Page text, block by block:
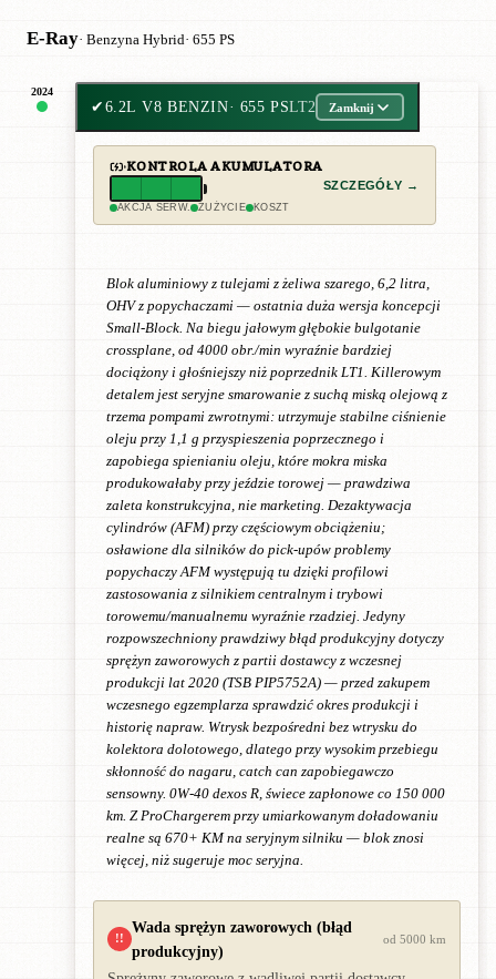
E-Ray· Benzyna Hybrid· 655 PS
2024
✔6.2L V8 BENZIN· 655 PSLT2 Zamknij
KONTROLA AKUMULATORA
AKCJA SERW. ZUŻYCIE KOSZT
SZCZEGÓŁY →
Blok aluminiowy z tulejami z żeliwa szarego, 6,2 litra,
OHV z popychaczami — ostatnia duża wersja koncepcji
Small-Block. Na biegu jałowym głębokie bulgotanie
crossplane, od 4000 obr./min wyraźnie bardziej
dociążony i głośniejszy niż poprzednik LT1. Killerowym
detalem jest seryjne smarowanie z suchą miską olejową z
trzema pompami zwrotnymi: utrzymuje stabilne ciśnienie
oleju przy 1,1 g przyspieszenia poprzecznego i
zapobiega spienianiu oleju, które mokra miska
produkowałaby przy jeździe torowej — prawdziwa
zaleta konstrukcyjna, nie marketing. Dezaktywacja
cylindrów (AFM) przy częściowym obciążeniu;
osławione dla silników do pick-upów problemy
popychaczy AFM występują tu dzięki profilowi
zastosowania z silnikiem centralnym i trybowi
torowemu/manualnemu wyraźnie rzadziej. Jedyny
rozpowszechniony prawdziwy błąd produkcyjny dotyczy
sprężyn zaworowych z partii dostawcy z wczesnej
produkcji lat 2020 (TSB PIP5752A) — przed zakupem
wczesnego egzemplarza sprawdzić okres produkcji i
historię napraw. Wtrysk bezpośredni bez wtrysku do
kolektora dolotowego, dlatego przy wysokim przebiegu
skłonność do nagaru, catch can zapobiegawczo
sensowny. 0W-40 dexos R, świece zapłonowe co 150 000
km. Z ProChargerem przy umiarkowanym doładowaniu
realne są 670+ KM na seryjnym silniku — blok znosi
więcej, niż sugeruje moc seryjna.
!!
Wada sprężyn zaworowych (błąd
produkcyjny)
od 5000 km